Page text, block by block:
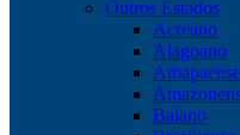
Outros Estados
Acreano
Alagoano
Amapaense
Baiano